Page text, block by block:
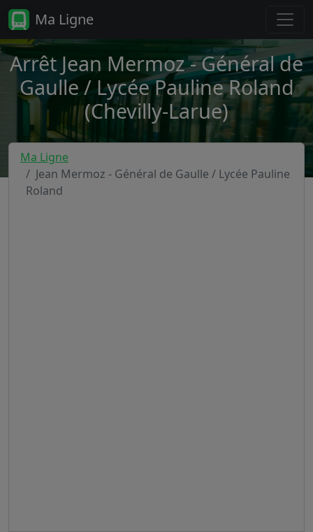
Ma Ligne
Arrêt Jean Mermoz - Général de
Gaulle / Lycée Pauline Roland
(Chevilly-Larue)
Ma Ligne
Jean Mermoz - Général de Gaulle / Lycée Pauline
Roland